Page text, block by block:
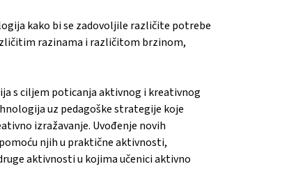
kako bi se zadovoljile različite potrebe
razinama i različitom brzinom,
s ciljem poticanja aktivnog i kreativnog
uz pedagoške strategije koje
izražavanje. Uvođenje novih
njih u praktične aktivnosti,
aktivnosti u kojima učenici aktivno